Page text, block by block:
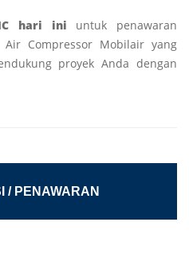
hari ini untuk penawaran
Compressor Mobilair yang
proyek Anda dengan
/ PENAWARAN